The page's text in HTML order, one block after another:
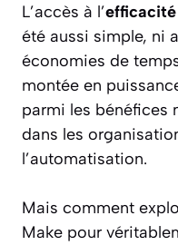
L’accès à l’efficacité
été aussi simple, ni
économies de
montée en
parmi les bénéfices
dans les
l’automatisation.
Mais comment
Make pour